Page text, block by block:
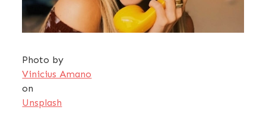
Photo by
Vinicius Amano
on
Unsplash